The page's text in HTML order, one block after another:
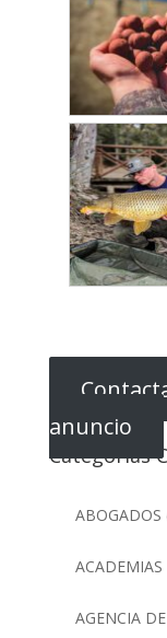
anuncio
Categorias
ABOGADOS
AGENCIA